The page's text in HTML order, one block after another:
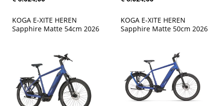
KOGA E-XITE HEREN
Sapphire Matte 54cm 2026
KOGA E-XITE HEREN
Sapphire Matte 50cm 2026